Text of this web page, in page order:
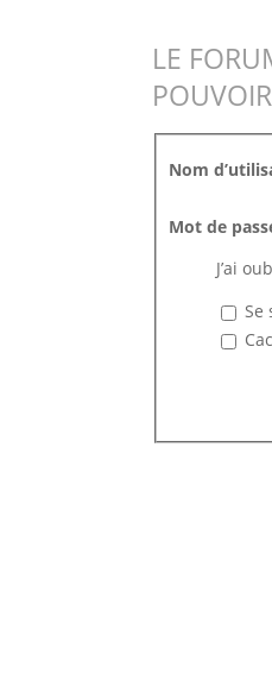
LE
Nom
Mot de
J’ai
Se